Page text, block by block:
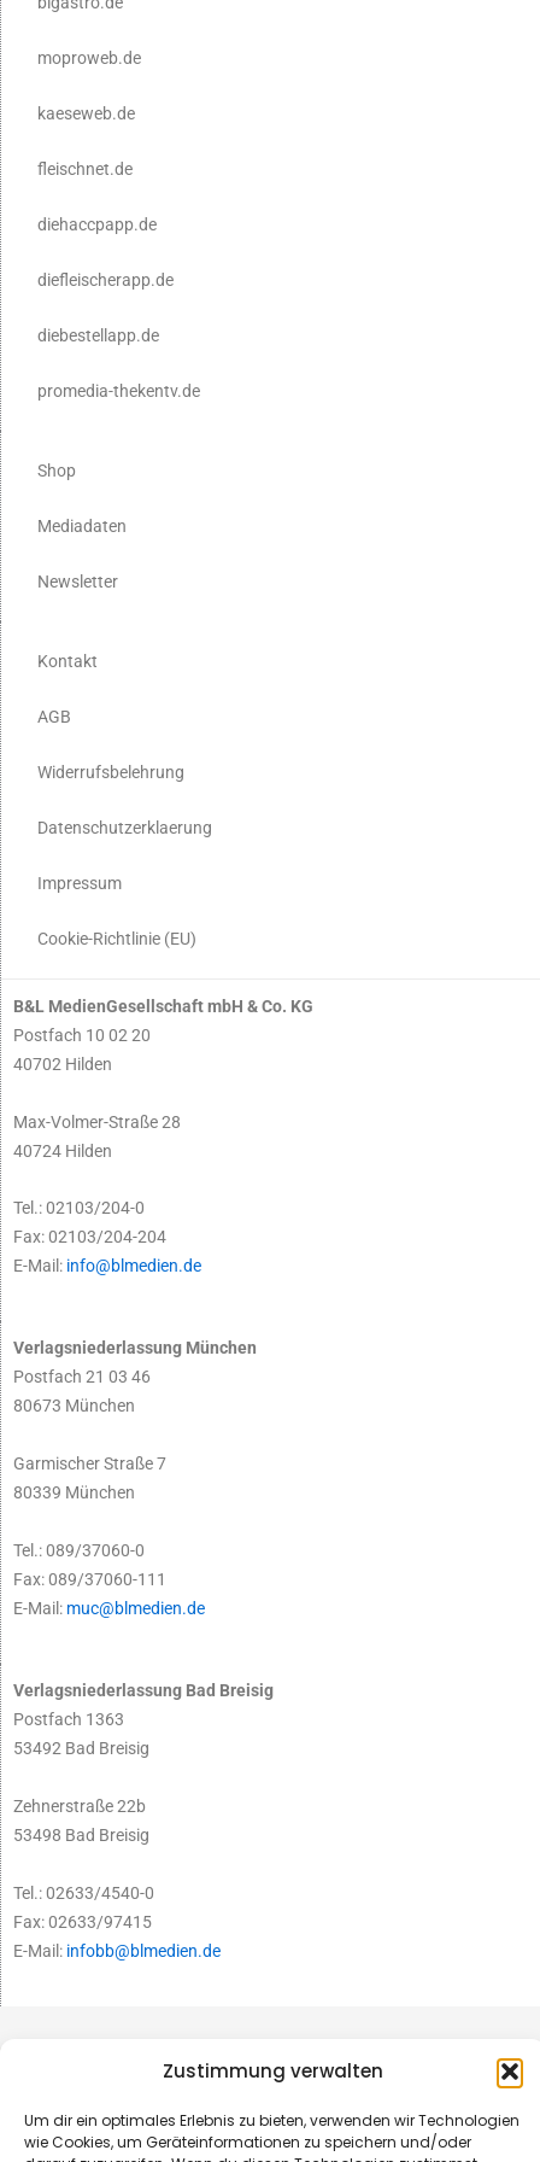
Zustimmung verwalten
Um dir ein optimales Erlebnis zu bieten, verwenden wir Technologien
wie Cookies, um Geräteinformationen zu speichern und/oder
moproweb.de
kaeseweb.de
fleischnet.de
diehaccpapp.de
diefleischerapp.de
diebestellapp.de
promedia-thekentv.de
Shop
Mediadaten
Newsletter
Kontakt
AGB
Widerrufsbelehrung
Datenschutzerklaerung
Impressum
Cookie-Richtlinie (EU)
B&L MedienGesellschaft mbH & Co. KG
Postfach 10 02 20
40702 Hilden
Max-Volmer-Straße 28
40724 Hilden
Tel.: 02103/204-0
Fax: 02103/204-204
E-Mail: info@blmedien.de
Verlagsniederlassung München
Postfach 21 03 46
80673 München
Garmischer Straße 7
80339 München
Tel.: 089/37060-0
Fax: 089/37060-111
E-Mail: muc@blmedien.de
Verlagsniederlassung Bad Breisig
Postfach 1363
53492 Bad Breisig
Zehnerstraße 22b
53498 Bad Breisig
Tel.: 02633/4540-0
Fax: 02633/97415
E-Mail: infobb@blmedien.de